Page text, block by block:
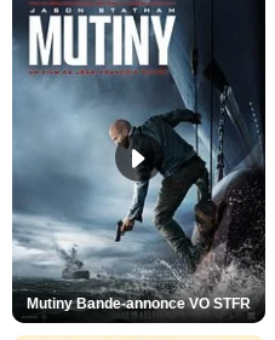
Mutiny Bande-annonce VO STFR